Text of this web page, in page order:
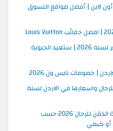
لاين | أفضل مواقع التسوق
أفضل منتجات اي هيرب للشعر لسنة 2026 | ستعيد الحيوية
| خصومات نايس ون 2026
واسعارها في الاردن لسنة
كيف تقرر افضل ماكينة حلاقة الذقن للرجال 2026 حسب
أو كيمي